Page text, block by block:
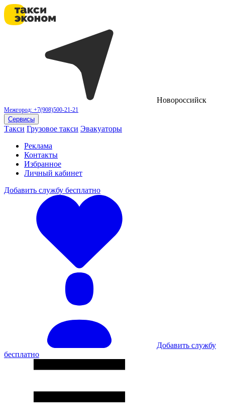
Новороссийск
Межгород: +7(908)500-21-21
Сервисы
Такси Грузовое такси Эвакуаторы
Реклама
Контакты
Избранное
Личный кабинет
Добавить службу бесплатно
Добавить службу
бесплатно